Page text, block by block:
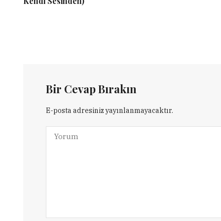
Bir Cevap Bırakın
E-posta adresiniz yayınlanmayacaktır.